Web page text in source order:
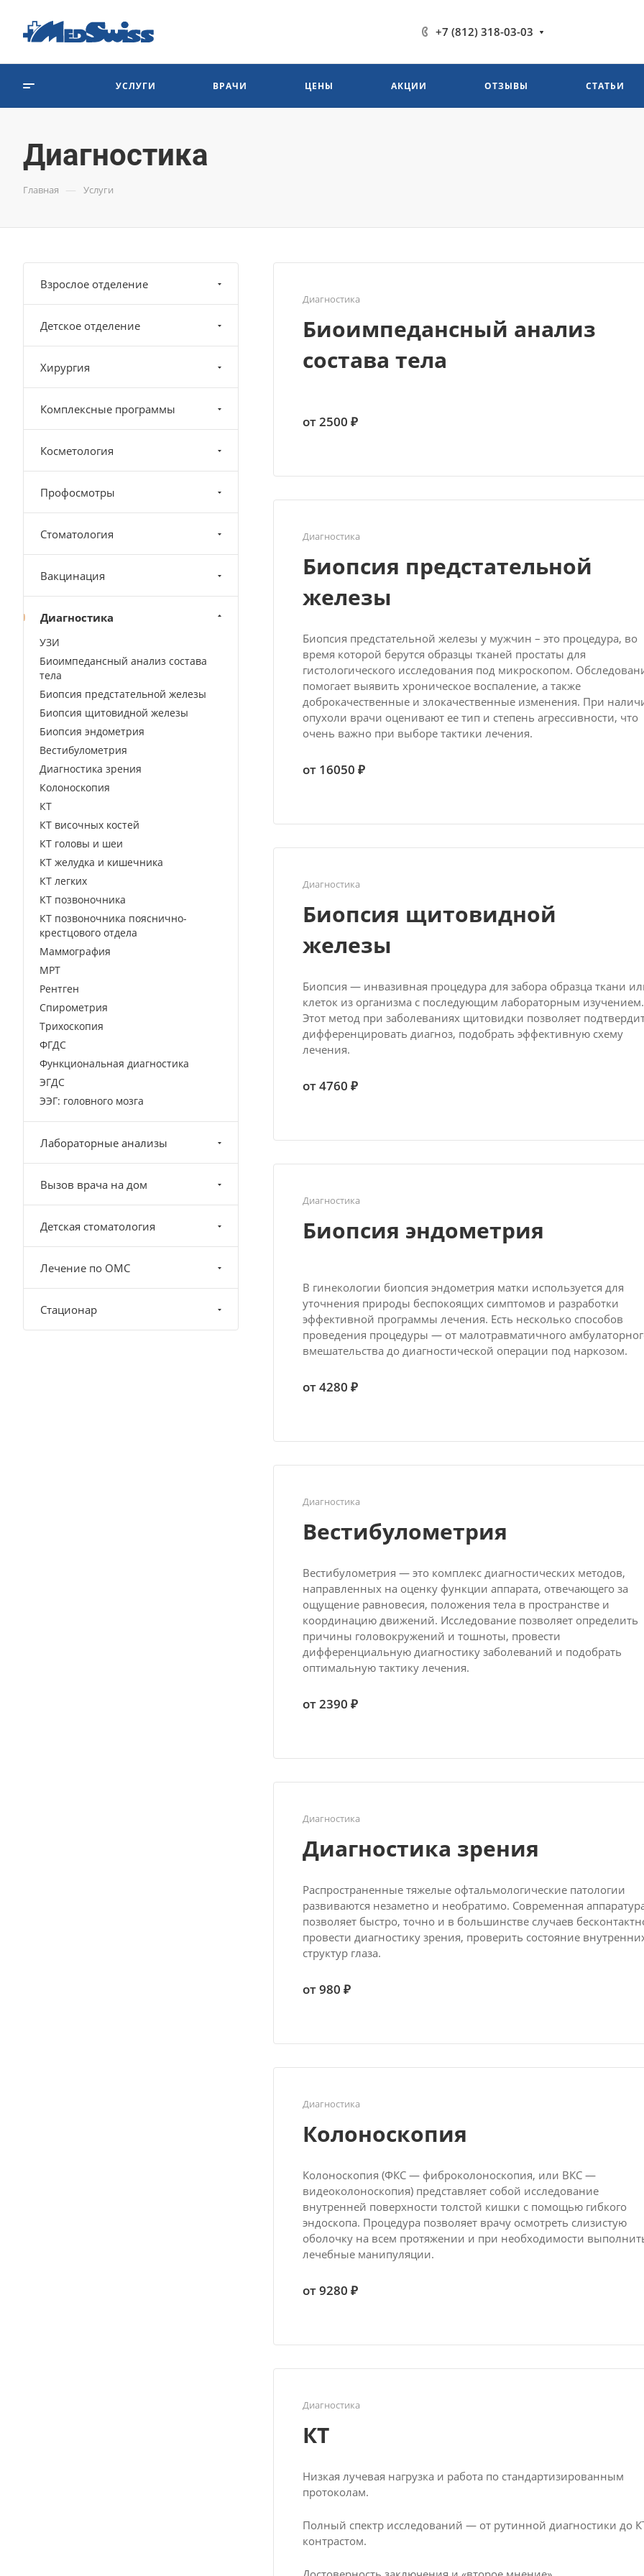
+7 (812) 318-03-03
УСЛУГИ ВРАЧИ ЦЕНЫ АКЦИИ ОТЗЫВЫ СТАТЬИ
Диагностика
Главная — Услуги
Диагностика
Биоимпедансный анализ
состава тела
от 2500 ₽
Диагностика
Биопсия предстательной
железы
Биопсия предстательной железы у мужчин – это процедура, во
время которой берутся образцы тканей простаты для
гистологического исследования под микроскопом.
помогает выявить хроническое воспаление, а также
доброкачественные и злокачественные изменения. При
опухоли врачи оценивают ее тип и степень агрессивности, что
очень важно при выборе тактики лечения.
от 16050 ₽
Диагностика
Биопсия щитовидной
железы
Биопсия — инвазивная процедура для забора образца ткани
клеток из организма с последующим лабораторным изучением.
Этот метод при заболеваниях щитовидки позволяет
дифференцировать диагноз, подобрать эффективную схему
лечения.
от 4760 ₽
Диагностика
Биопсия эндометрия
В гинекологии биопсия эндометрия матки используется для
уточнения природы беспокоящих симптомов и разработки
эффективной программы лечения. Есть несколько способов
проведения процедуры — от малотравматичного
вмешательства до диагностической операции под наркозом.
от 4280 ₽
Диагностика
Вестибулометрия
Вестибулометрия — это комплекс диагностических методов,
направленных на оценку функции аппарата, отвечающего за
ощущение равновесия, положения тела в пространстве и
координацию движений. Исследование позволяет определить
причины головокружений и тошноты, провести
дифференциальную диагностику заболеваний и подобрать
оптимальную тактику лечения.
от 2390 ₽
Диагностика
Диагностика зрения
Распространенные тяжелые офтальмологические патологии
развиваются незаметно и необратимо. Современная
позволяет быстро, точно и в большинстве случаев
провести диагностику зрения, проверить состояние
структур глаза.
от 980 ₽
Диагностика
Колоноскопия
Колоноскопия (ФКС — фиброколоноскопия, или ВКС —
видеоколоноскопия) представляет собой исследование
внутренней поверхности толстой кишки с помощью гибкого
эндоскопа. Процедура позволяет врачу осмотреть слизистую
оболочку на всем протяжении и при необходимости
лечебные манипуляции.
от 9280 ₽
Диагностика
КТ
Низкая лучевая нагрузка и работа по стандартизированным
протоколам.
Полный спектр исследований — от рутинной диагностики до
контрастом.
Взрослое отделение
Детское отделение
Хирургия
Комплексные программы
Косметология
Профосмотры
Стоматология
Вакцинация
Диагностика
УЗИ
Биоимпедансный анализ состава
тела
Биопсия предстательной железы
Биопсия щитовидной железы
Биопсия эндометрия
Вестибулометрия
Диагностика зрения
Колоноскопия
КТ
КТ височных костей
КТ головы и шеи
КТ желудка и кишечника
КТ легких
КТ позвоночника
КТ позвоночника пояснично-
крестцового отдела
Маммография
МРТ
Рентген
Спирометрия
Трихоскопия
ФГДС
Функциональная диагностика
ЭГДС
ЭЭГ: головного мозга
Лабораторные анализы
Вызов врача на дом
Детская стоматология
Лечение по ОМС
Стационар